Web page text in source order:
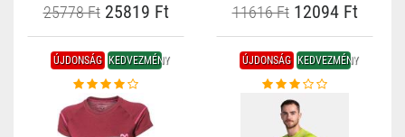
25778 Ft25819 Ft 11616 Ft12094 Ft
ÚJDONSÁG KEDVEZMÉNY ÚJDONSÁG KEDVEZMÉNY